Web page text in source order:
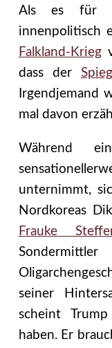
Als es für
innenpolitisch
Falkland-Krieg
dass der
Irgendjemand
mal davon
Während
unternimmt,
Nordkoreas
Frauke
seiner
scheint
haben. Er